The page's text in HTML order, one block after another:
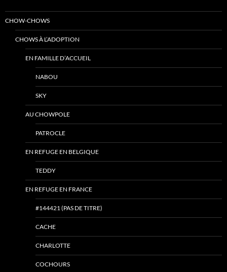
CHOW-CHOWS
CHOWS À L’ADOPTION
EN FAMILLE D’ACCUEIL
NABOU
SKY
AU CHOWPOLE
PATROCLE
EN REFUGE EN BELGIQUE
TEDDY
EN REFUGE EN FRANCE
#144421 (PAS DE TITRE)
CACHE
CHARLOTTE
COCHOURS